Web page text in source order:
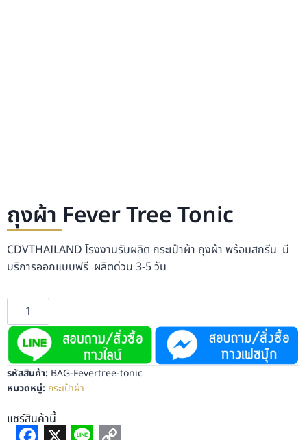
ถุงผ้า Fever Tree Tonic
CDVTHAILAND โรงงานรับผลิต กระเป๋าผ้า ถุงผ้า พร้อมสกรีน มี
บริการออกแบบฟรี ผลิตด่วน 3-5 วัน
รหัสสินค้า: BAG-Fevertree-tonic
หมวดหมู่: กระเป๋าผ้า
แชร์สินค้านี้